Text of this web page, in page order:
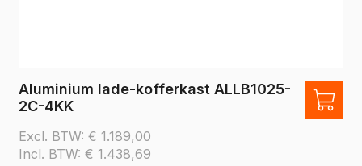
Aluminium lade-kofferkast ALLB1025-
2C-4KK
Excl. BTW: € 1.189,00
Incl. BTW: € 1.438,69